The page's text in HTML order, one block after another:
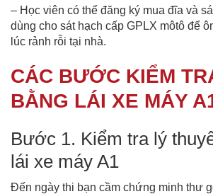
– Học viên có thể đăng ký mua đĩa và
dùng cho sát hạch cấp GPLX môtô để
lúc rảnh rỗi tại nhà.
CÁC BƯỚC KIỂM
BẰNG LÁI XE MÁY
Bước 1. Kiểm tra lý
lái xe máy A1
Đến ngày thi bạn cầm chứng minh thư